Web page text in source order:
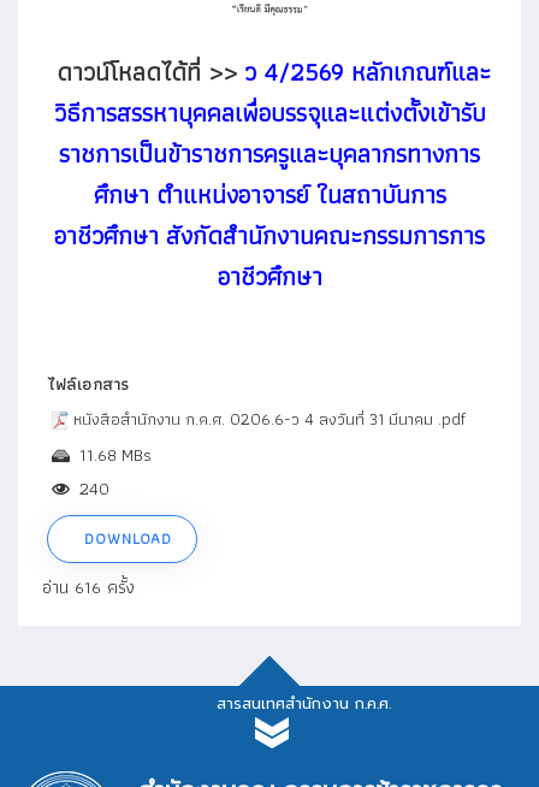
ดาวน์โหลดได้ที่ >> ว 4/2569 หลักเกณฑ์และ
วิธีการสรรหาบุคคลเพื่อบรรจุและแต่งตั้งเข้ารับ
ราชการเป็นข้าราชการครูและบุคลากรทางการ
ศึกษา ตำแหน่งอาจารย์ ในสถาบันการ
อาชีวศึกษา สังกัดสำนักงานคณะกรรมการการ
อาชีวศึกษา
ไฟล์เอกสาร
หนังสือสำนักงาน ก.ค.ศ. 0206.6-ว 4 ลงวันที่ 31 มีนาคม .pdf
11.68 MBs
240
DOWNLOAD
อ่าน 616 ครั้ง
สารสนเทศสำนักงาน ก.ค.ศ.